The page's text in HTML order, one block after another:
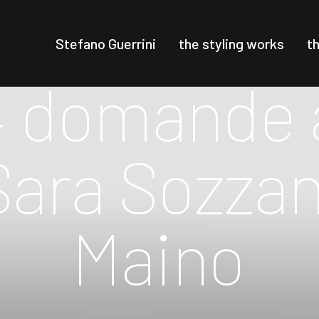
Stefano Guerrini the styling works
domande
Maino